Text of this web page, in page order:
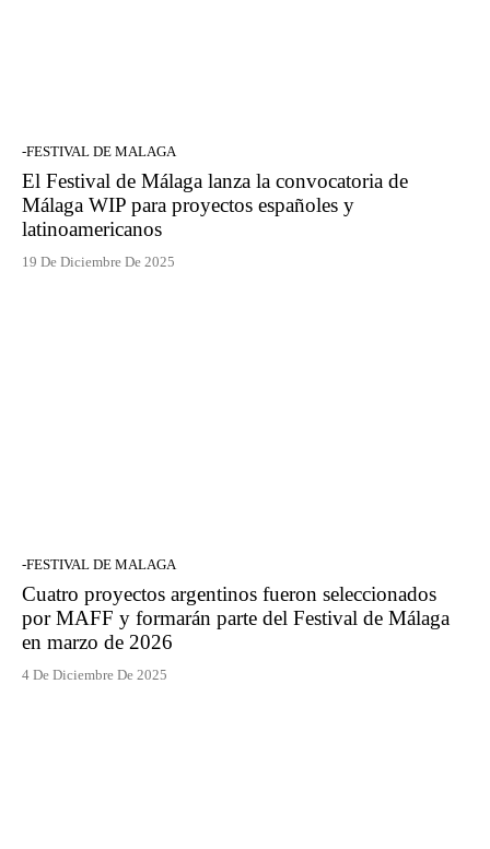
-FESTIVAL DE MALAGA
El Festival de Málaga lanza la convocatoria de
Málaga WIP para proyectos españoles y
latinoamericanos
19 De Diciembre De 2025
-FESTIVAL DE MALAGA
Cuatro proyectos argentinos fueron seleccionados
por MAFF y formarán parte del Festival de Málaga
en marzo de 2026
4 De Diciembre De 2025